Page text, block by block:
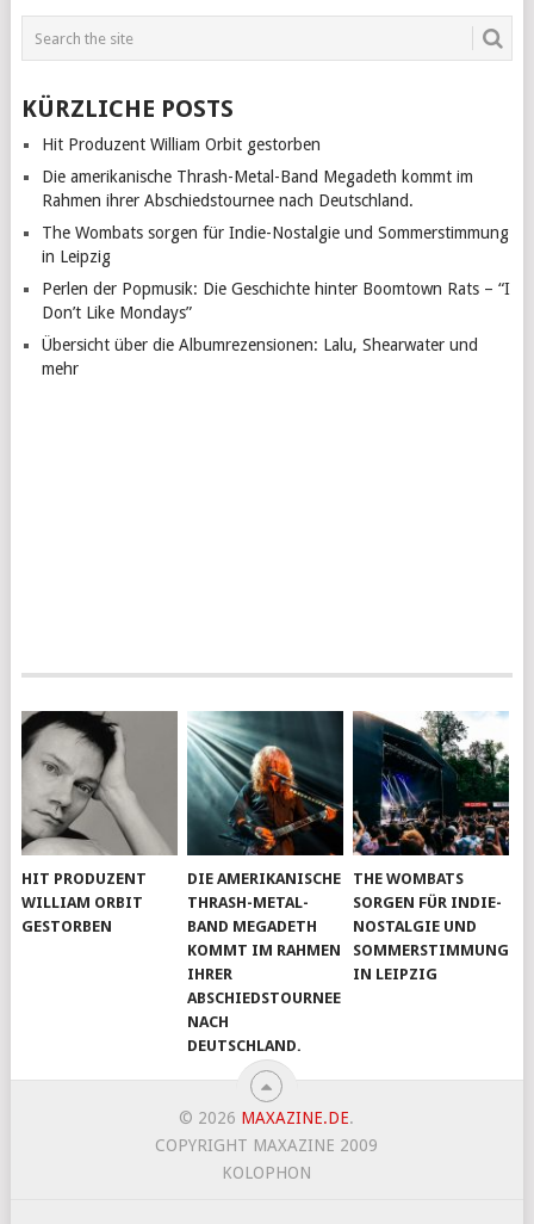
KÜRZLICHE POSTS
Hit Produzent William Orbit gestorben
Die amerikanische Thrash-Metal-Band Megadeth kommt im
Rahmen ihrer Abschiedstournee nach Deutschland.
The Wombats sorgen für Indie-Nostalgie und Sommerstimmung
in Leipzig
Perlen der Popmusik: Die Geschichte hinter Boomtown Rats – “I
Don’t Like Mondays”
Übersicht über die Albumrezensionen: Lalu, Shearwater und
mehr
HIT PRODUZENT
WILLIAM ORBIT
GESTORBEN
DIE AMERIKANISCHE
THRASH-METAL-
BAND MEGADETH
KOMMT IM RAHMEN
IHRER
ABSCHIEDSTOURNEE
NACH
DEUTSCHLAND.
THE WOMBATS
SORGEN FÜR INDIE-
NOSTALGIE UND
SOMMERSTIMMUNG
IN LEIPZIG
© 2026 MAXAZINE.DE.
COPYRIGHT MAXAZINE 2009
KOLOPHON